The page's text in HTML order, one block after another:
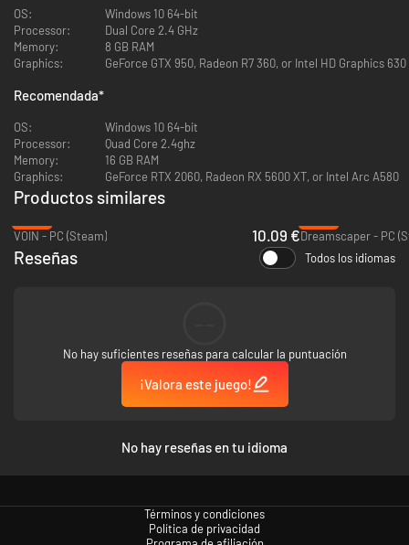
Aplasta, arremete y lucha contra hordas de máquinas medievales de
tecnología punta para abrirte paso hasta el corazón de la fortaleza.
Explora niveles creados a mano y repletos de trampas, secretos y una
exageración de riquezas. Puedes incluso entablar conversaciones con
realistas pendencieros, soldados hastiados, mercenarios egoístas y
aristócratas altivos mientras te adentras en las profundidades del
bastión y desvelas las verdades arcanas que se ocultan en su interior.
correr por tus venas al obtener acceso a un creciente arsenal de
jabalinas motorizadas con el que experimentar. Destruye el reino, llena
OS:
Windows 10 64-bit
Processor:
Dual Core 2.4 GHz
Memory:
8 GB RAM
Graphics:
GeForce GTX 950, Radeon R7 360, or Intel HD Graphics 630
Recomendada*
OS:
Windows 10 64-bit
Processor:
Quad Core 2.4ghz
Memory:
16 GB RAM
Graphics:
GeForce RTX 2060, Radeon RX 5600 XT, or Intel Arc A580
Productos similares
VOIN - PC (Steam)
10.09 €Dreamscaper - PC
Reseñas Todos los idiomas
No hay suficientes reseñas para calcular la puntuación
¡Valora este juego!
No hay reseñas en tu idioma
Términos y condiciones
Política de privacidad